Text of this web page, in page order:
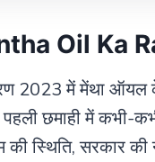
Oil Ka
2023 में मेंथा
छमाही में कभी-
स्थिति, सरकार की